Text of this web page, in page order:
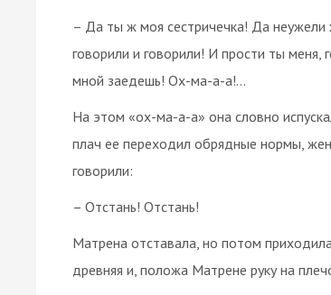
– Да ты ж моя сестричечка! Да
говорили и говорили! И прости ты
мной заедешь! Ох-ма-а-а!…
На этом «ох-ма-а-а» она словно
плач ее переходил обрядные нормы,
говорили:
– Отстань! Отстань!
Матрена отставала, но потом
древняя и, положа Матрене руку на